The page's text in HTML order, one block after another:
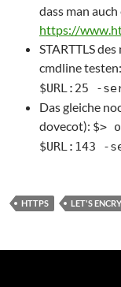
dass man
https://
STARTTLS
cmdline testen:
$URL:25 -
Das gleiche
dovecot): $>
$URL:143 -
HTTPS LET'S